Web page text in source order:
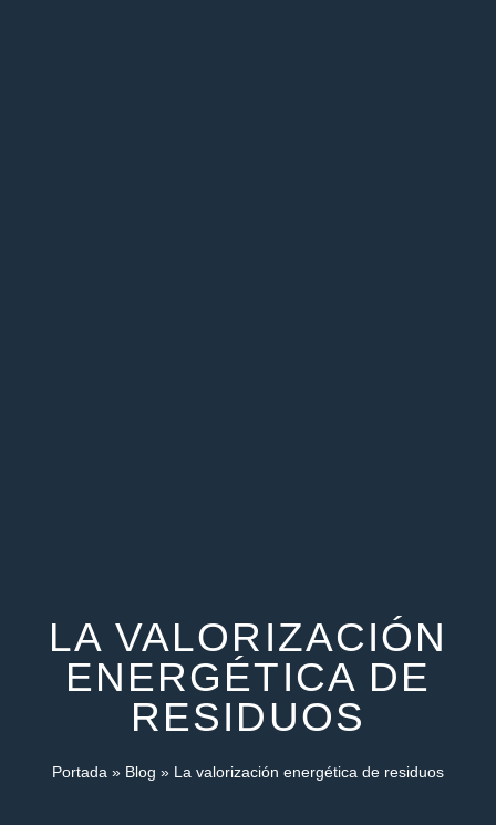
LA VALORIZACIÓN
ENERGÉTICA DE
RESIDUOS
Portada » Blog » La valorización energética de residuos